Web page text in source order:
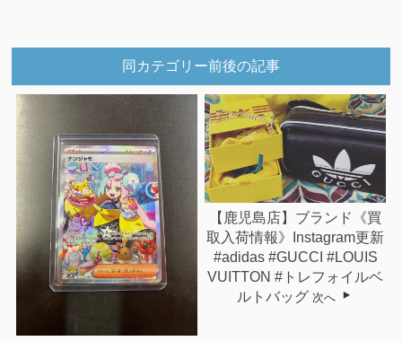
同カテゴリー前後の記事
【鹿児島店】ブランド《買
取入荷情報》Instagram更新
#adidas #GUCCI #LOUIS
VUITTON #トレフォイルベ
ルトバッグ 次へ